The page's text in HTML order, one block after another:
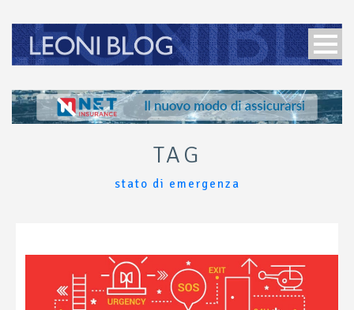
TAG
stato di emergenza